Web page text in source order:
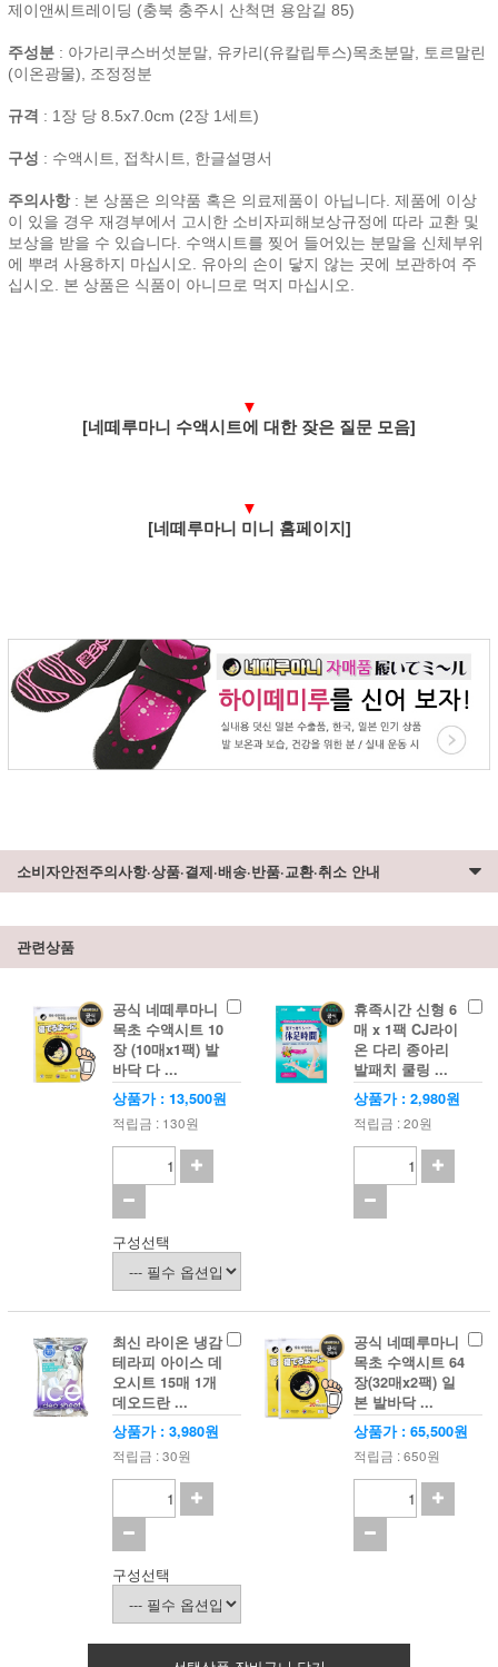
제이앤씨트레이딩 (충북 충주시 산척면 용암길 85)
주성분 : 아가리쿠스버섯분말, 유카리(유칼립투스)목초분말, 토르말린
(이온광물), 조정정분
규격 : 1장 당 8.5x7.0cm (2장 1세트)
구성 : 수액시트, 접착시트, 한글설명서
주의사항 : 본 상품은 의약품 혹은 의료제품이 아닙니다. 제품에 이상
이 있을 경우 재경부에서 고시한 소비자피해보상규정에 따라 교환 및
보상을 받을 수 있습니다. 수액시트를 찢어 들어있는 분말을 신체부위
에 뿌려 사용하지 마십시오. 유아의 손이 닿지 않는 곳에 보관하여 주
십시오. 본 상품은 식품이 아니므로 먹지 마십시오.
▼
[네떼루마니 수액시트에 대한 잦은 질문 모음]
▼
[네떼루마니 미니 홈페이지]
소비자안전주의사항·상품·결제·배송·반품·교환·취소 안내
관련상품
공식 네떼루마니
목초 수액시트 10
장 (10매x1팩) 발
바닥 다 ...
상품가 : 13,500원
적립금 : 130원
구성선택
휴족시간 신형 6
매 x 1팩 CJ라이
온 다리 종아리
발패치 쿨링 ...
상품가 : 2,980원
적립금 : 20원
최신 라이온 냉감
테라피 아이스 데
오시트 15매 1개
데오드란 ...
상품가 : 3,980원
적립금 : 30원
구성선택
공식 네떼루마니
목초 수액시트 64
장(32매x2팩) 일
본 발바닥 ...
상품가 : 65,500원
적립금 : 650원